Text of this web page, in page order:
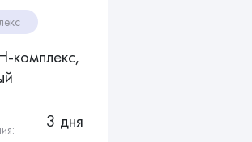
комплекс,
3 дня